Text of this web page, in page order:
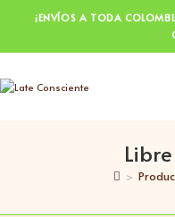
¡ENVÍOS A TODA
>